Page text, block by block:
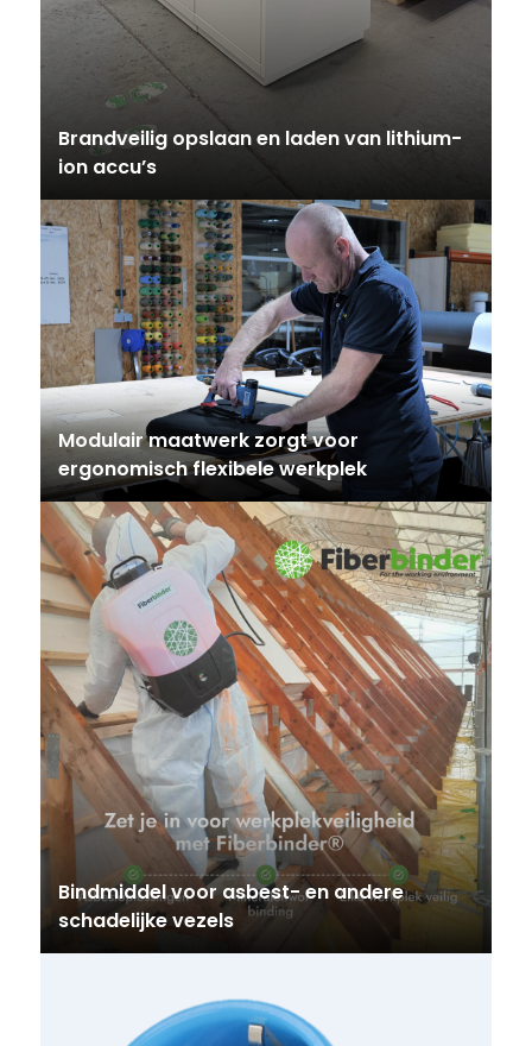
Brandveilig opslaan en laden van lithium-
ion accu’s
Modulair maatwerk zorgt voor
ergonomisch flexibele werkplek
Bindmiddel voor asbest- en andere
schadelijke vezels